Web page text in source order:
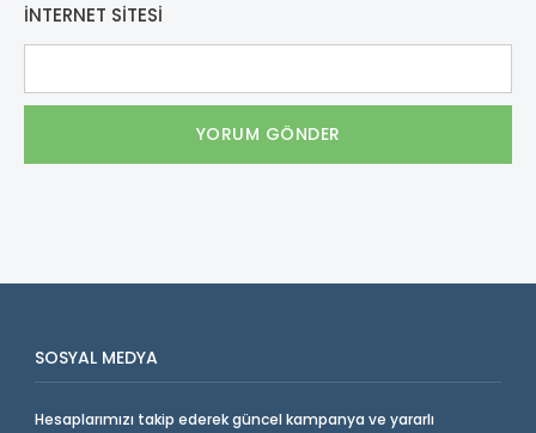
İNTERNET SITESI
SOSYAL MEDYA
Hesaplarımızı takip ederek güncel kampanya ve yararlı